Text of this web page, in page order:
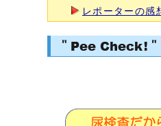
レポーターの感